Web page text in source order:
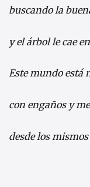
buscando la
y el árbol le cae
Este mundo está
con engaños y
desde los